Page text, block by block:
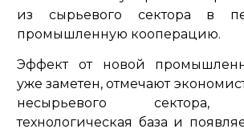
из сырьевого сектора в
промышленную кооперацию.
Эффект от новой
уже заметен, отмечают
несырьевого сектора,
технологическая база и